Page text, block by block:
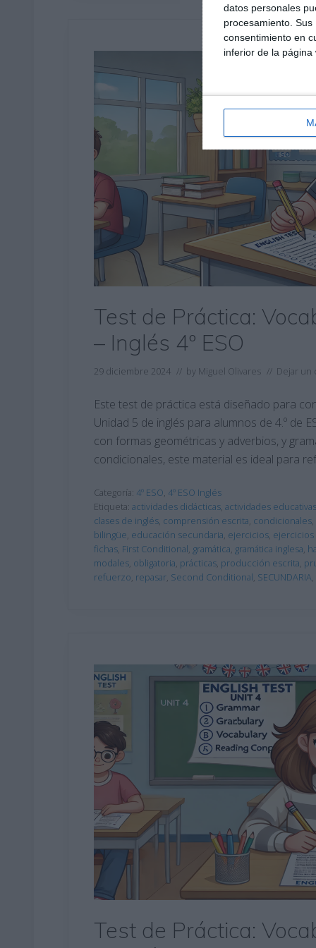
datos personales
procesamiento.
consentimiento en
inferior de la página
Test de Práctica:
– Inglés 4º ESO
29 diciembre 2024 // by Miguel Olivares // Dejar un
Este test de práctica está diseñado para
Unidad 5 de inglés para alumnos de 4.º de
con formas geométricas y adverbios, y
condicionales, este material es ideal para
Categoría: 4º ESO, 4º ESO Inglés
Etiqueta: actividades didácticas, actividades educativas
clases de inglés, comprensión escrita, condicionales,
bilingüe, educación secundaria, ejercicios,
fichas, First Conditional, gramática, gramática inglesa,
modales, obligatoria, prácticas, producción escrita,
refuerzo, repasar, Second Conditional, SECUNDARIA,
Test de Práctica: